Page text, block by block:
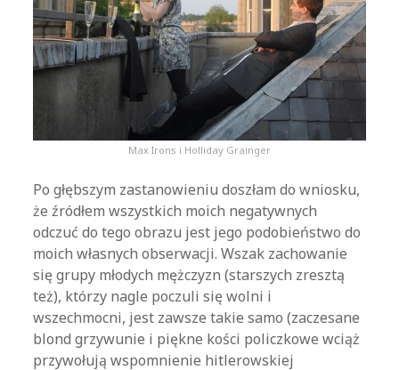
Max Irons i Holliday Grainger
Po głębszym zastanowieniu doszłam do wniosku,
że źródłem wszystkich moich negatywnych
odczuć do tego obrazu jest jego podobieństwo do
moich własnych obserwacji. Wszak zachowanie
się grupy młodych mężczyzn (starszych zresztą
też), którzy nagle poczuli się wolni i
wszechmocni, jest zawsze takie samo (zaczesane
blond grzywunie i piękne kości policzkowe wciąż
przywołują wspomnienie hitlerowskiej